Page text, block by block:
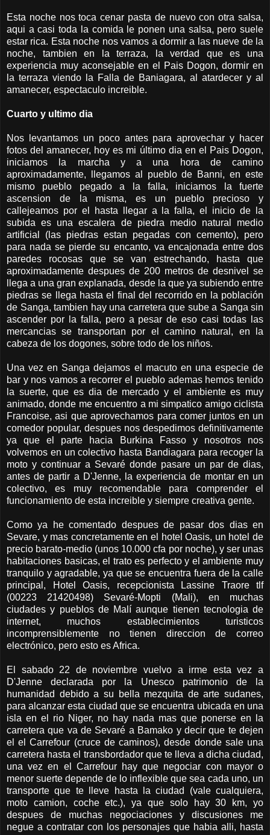
Esta noche nos toca cenar pasta de nuevo con otra salsa,
aqui a casi toda la comida le ponen una salsa, pero suele
estar rica. Esta noche nos vamos a dormir a las nueve de la
noche, tambien en la terraza, la verdad que es una
experiencia muy aconsejable en el Pais Dogon, dormir en
la terraza viendo la Falla de Baniagara, al atardecer y al
amanecer, espectaculo increible.
Cuarto y ultimo dia
Nos levantamos un poco antes para aprovechar y hacer
fotos del amanecer, hoy es mi último dia en el Pais Dogon,
iniciamos la marcha y a una hora de camino
aproximadamente, llegamos al pueblo de Banni, en este
mismo pueblo pegado a la falla, iniciamos la fuerte
ascension de la misma, es un pueblo precioso y
callejeamos por el hasta llegar a la falla, el inicio de la
subida es una escalera de piedra medio natural medio
artificial (las piedras estan pegadas con cemento), pero
para nada se pierde su encanto, va encajonada entre dos
paredes rocosas que se van estrechando, hasta que
aproximadamente despues de 200 metros de desnivel se
llega a una gran explanada, desde la que ya subiendo entre
piedras se llega hasta el final del recorrido en la población
de Sanga, tambien hay una carretera que sube a Sanga sin
ascender por la falla, pero a pesar de eso casi todas las
mercancias se transportan por el camino natural, en la
cabeza de los dogones, sobre todo de los niños.
Una vez en Sanga dejamos el macuto en una especie de
bar y nos vamos a recorrer el pueblo ademas hemos tenido
la suerte, que es dia de mercado y el ambiente es muy
animado, donde me encuentro a mi simpatico amigo ciclista
Francoise, asi que aprovechamos para comer juntos en un
comedor popular, despues nos despedimos definitivamente
ya que el parte hacia Burkina Fasso y nosotros nos
volvemos en un colectivo hasta Bandiagara para recoger la
moto y continuar a Sevaré donde pasare un par de dias,
antes de partir a D'Jenne, la experiencia de montar en un
colectivo, es muy recomendable para comprender el
funcionamiento de esta increible y siempre creativa gente.
Como ya he comentado despues de pasar dos dias en
Sevare, y mas concretamente en el hotel Oasis, un hotel de
precio barato-medio (unos 10.000 cfa por noche), y ser unas
habitaciones basicas, el trato es perfecto y el ambiente muy
tranquilo y agradable, ya que se encuentra fuera de la calle
principal, Hotel Oasis, recepcionista Lassine Traore tlf
(00223 21420498) Sevaré-Mopti (Mali), en muchas
ciudades y pueblos de Malí aunque tienen tecnologia de
internet, muchos establecimientos turisticos
incomprensiblemente no tienen direccion de correo
electrónico, pero esto es Africa.
El sabado 22 de noviembre vuelvo a irme esta vez a
D'Jenne declarada por la Unesco patrimonio de la
humanidad debido a su bella mezquita de arte sudanes,
para alcanzar esta ciudad que se encuentra ubicada en una
isla en el rio Niger, no hay nada mas que ponerse en la
carretera que va de Sevaré a Bamako y decir que te dejen
el el Carrefour (cruce de caminos), desde donde sale una
carretera hasta el transbordador que te lleva a dicha ciudad,
una vez en el Carrefour hay que negociar con mayor o
menor suerte depende de lo inflexible que sea cada uno, un
transporte que te lleve hasta la ciudad (vale cualquiera,
moto camion, coche etc.), ya que solo hay 30 km, yo
despues de muchas negociaciones y discusiones me
negue a contratar con los personajes que habia alli, hasta